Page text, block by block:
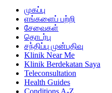
முகப்பு
எங்களைப் பற்றி
சேவைகள்
தொடர்பு
சந்திப்பு முன்பதிவு
Klinik Near Me
Klinik Berdekatan Saya
Teleconsultation
Health Guides
Conditions A-Z